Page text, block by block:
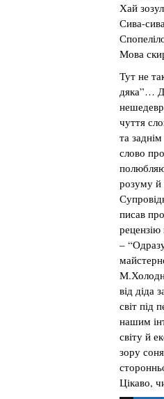
Хай
Сива-
Мова
Тут не
дяка”…
чуття
та
слово
розуму й
писав
–
від діда
світ під
нашим
світу й
зору
Цікаво,